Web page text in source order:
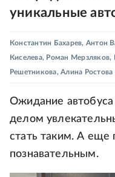
уникальные
Константин Бахарев, Антон
Киселева, Роман Мерзляков,
Решетникова,Алина Ростова
Ожидание
делом
стать таким. А еще
познавательным.